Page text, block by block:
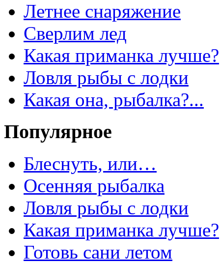
Летнее снаряжение
Сверлим лед
Какая приманка лучше?
Ловля рыбы с лодки
Какая она, рыбалка?...
Популярное
Блеснуть, или…
Осенняя рыбалка
Ловля рыбы с лодки
Какая приманка лучше?
Готовь сани летом